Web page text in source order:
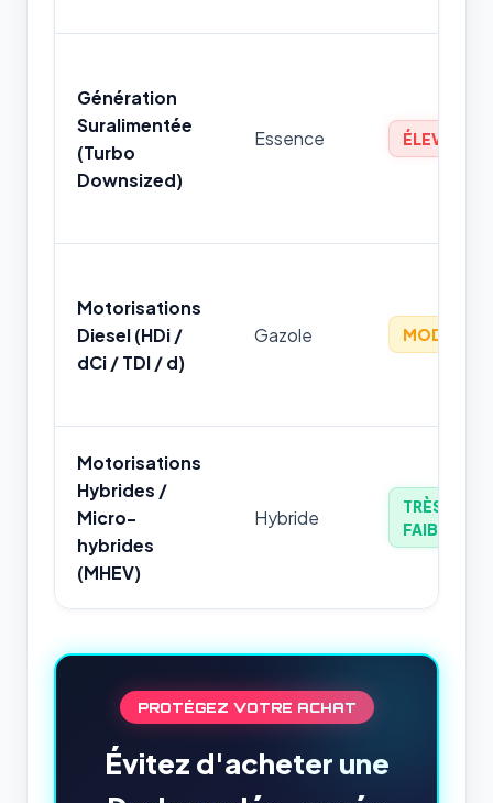
Génération
Suralimentée
(Turbo
Downsized)
Essence ÉLEVÉ
Motorisations
Diesel (HDi /
dCi / TDI / d)
Gazole MODÉRÉ
Motorisations
Hybrides /
Micro-
hybrides
(MHEV)
Hybride
TRÈS
FAIBLE
PROTÉGEZ VOTRE ACHAT
Évitez d'acheter une